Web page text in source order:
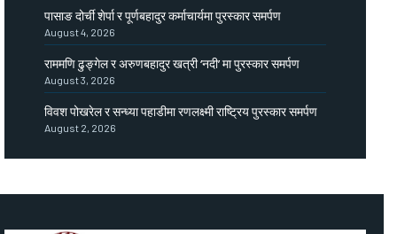
पासाङ दोर्ची शेर्पा र पूर्णबहादुर कर्माचार्यमा पुरस्कार समर्पण
August 4, 2026
राममणि ढुङ्गेल र अरुणबहादुर खत्री ‘नदी’ मा पुरस्कार समर्पण
August 3, 2026
विवश पोखरेल र सन्ध्या पहाडीमा रणलक्ष्मी राष्ट्रिय पुरस्कार समर्पण
August 2, 2026